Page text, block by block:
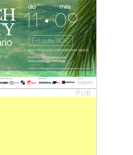
PUB